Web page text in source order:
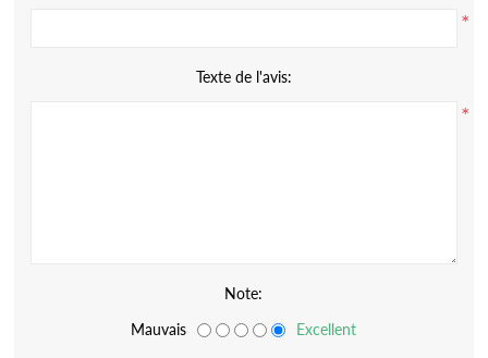
*
Texte de l'avis:
*
Note:
Mauvais
Excellent